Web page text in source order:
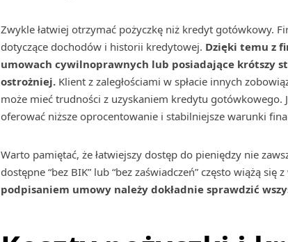
Zwykle łatwiej otrzymać pożyczkę niż kredyt gotówkowy.
dotyczące dochodów i historii kredytowej. Dzięki temu z
umowach cywilnoprawnych lub posiadające krótszy
ostrożniej. Klient z zaległościami w spłacie innych
może mieć trudności z uzyskaniem kredytu gotówkowego.
oferować niższe oprocentowanie i stabilniejsze warunki
Warto pamiętać, że łatwiejszy dostęp do pieniędzy nie
dostępne “bez BIK” lub “bez zaświadczeń” często wiążą
podpisaniem umowy należy dokładnie sprawdzić